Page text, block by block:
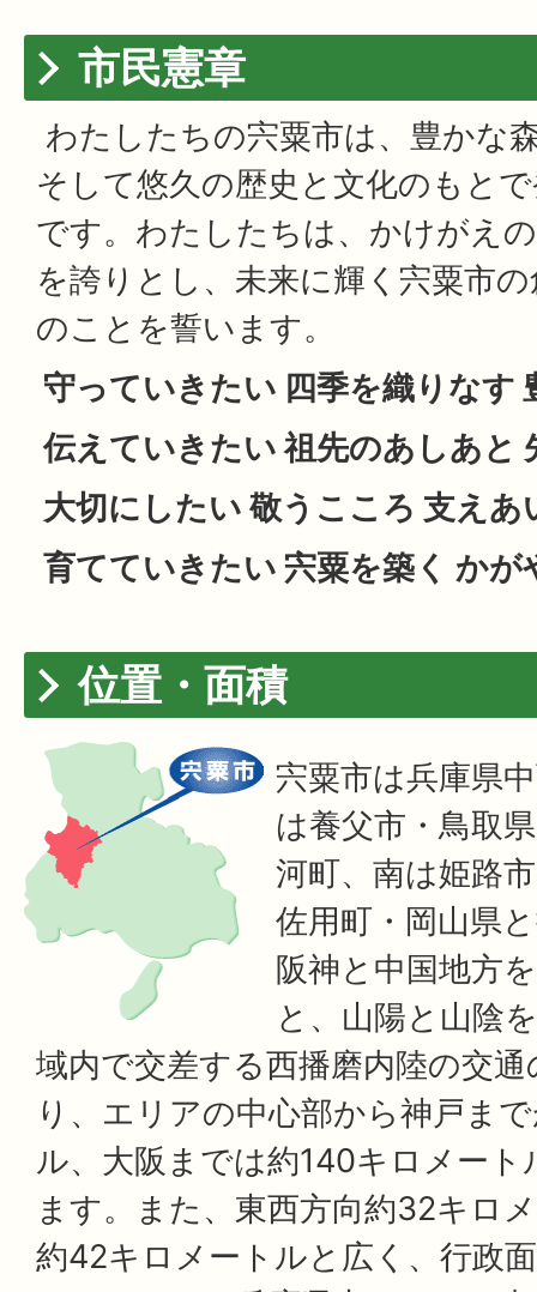
市民憲章
わたしたちの宍粟市は、豊かな
そして悠久の歴史と文化のもと
です。わたしたちは、かけがえ
を誇りとし、未来に輝く宍粟市
のことを誓います。
守っていきたい 四季を織りなす
伝えていきたい 祖先のあしあと
大切にしたい 敬うこころ 支えあ
育てていきたい 宍粟を築く かが
位置・面積
宍粟市は兵庫県
は養父市・鳥取
河町、南は姫路
佐用町・岡山県
阪神と中国地方
と、山陽と山陰
域内で交差する西播磨内陸の交
り、エリアの中心部から神戸ま
ル、大阪までは約140キロメート
ます。また、東西方向約32キロ
約42キロメートルと広く、行政